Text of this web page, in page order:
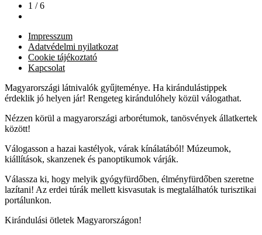
1 / 6
Impresszum
Adatvédelmi nyilatkozat
Cookie tájékoztató
Kapcsolat
Magyarországi látnivalók gyűjteménye. Ha kirándulástippek
érdeklik jó helyen jár! Rengeteg kirándulóhely közül válogathat.
Nézzen körül a magyarországi arborétumok, tanösvények állatkertek
között!
Válogasson a hazai kastélyok, várak kínálatából! Múzeumok,
kiállítások, skanzenek és panoptikumok várják.
Válassza ki, hogy melyik gyógyfürdőben, élményfürdőben szeretne
lazítani! Az erdei túrák mellett kisvasutak is megtalálhatók turisztikai
portálunkon.
Kirándulási ötletek Magyarországon!